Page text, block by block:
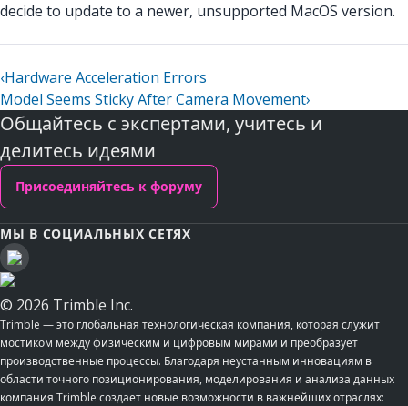
decide to update to a newer, unsupported MacOS version.
‹Hardware Acceleration Errors
Model Seems Sticky After Camera Movement›
Общайтесь с экспертами, учитесь и
делитесь идеями
Присоединяйтесь к форуму
МЫ В СОЦИАЛЬНЫХ СЕТЯХ
© 2026 Trimble Inc.
Trimble — это глобальная технологическая компания, которая служит
мостиком между физическим и цифровым мирами и преобразует
производственные процессы. Благодаря неустанным инновациям в
области точного позиционирования, моделирования и анализа данных
компания Trimble создает новые возможности в важнейших отраслях: